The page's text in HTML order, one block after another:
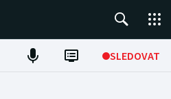
SLEDOVAT